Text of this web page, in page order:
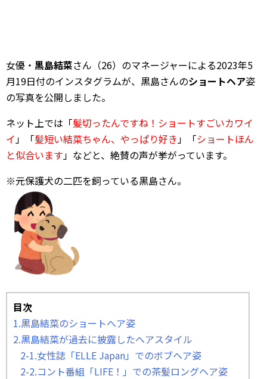
女優・ 黒島結菜さん（26）のマネージャーによる2023年5
月19日付のインスタグラムが、黒島さんのショートヘア姿
の写真を公開しました。
ネット上では「髪切ったんですね！ショートすごいカワイ
イ」「髪短い結菜ちゃん、やっぱり好き」「ショートほん
と似合います」などと、絶賛の声が挙がっています。
※元保護犬の二匹を飼っている黒島さん。
目次
1.黒島結菜のショートへア姿
2.黒島結菜が過去に披露したヘアスタイル
2-1.女性誌「ELLE Japan」でのボブヘア姿
2-2.コント番組「LIFE！」での茶髪ロングヘア姿